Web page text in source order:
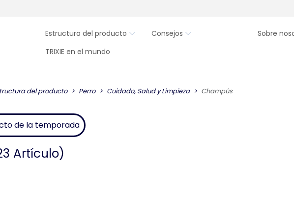
Estructura del producto Consejos
Sobre
TRIXIE en el mundo
del producto Perro Cuidado, Salud y Limpieza Champús
de la temporada
Artículo)